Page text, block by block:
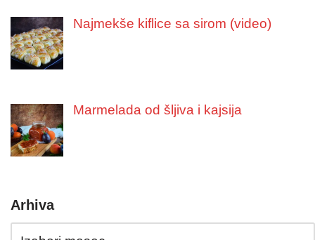
Najmekše kiflice sa sirom (video)
Marmelada od šljiva i kajsija
Arhiva